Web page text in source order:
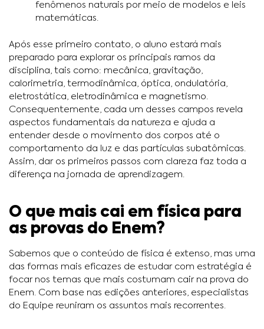
fenômenos naturais por meio de modelos e leis
matemáticas.
Após esse primeiro contato, o aluno estará mais
preparado para explorar os principais ramos da
disciplina, tais como: mecânica, gravitação,
calorimetria, termodinâmica, óptica, ondulatória,
eletrostática, eletrodinâmica e magnetismo.
Consequentemente, cada um desses campos revela
aspectos fundamentais da natureza e ajuda a
entender desde o movimento dos corpos até o
comportamento da luz e das partículas subatômicas.
Assim, dar os primeiros passos com clareza faz toda a
diferença na jornada de aprendizagem.
O que mais cai em física para
as provas do Enem?
Sabemos que o conteúdo de física é extenso, mas uma
das formas mais eficazes de estudar com estratégia é
focar nos temas que mais costumam cair na prova do
Enem. Com base nas edições anteriores, especialistas
do Equipe reuniram os assuntos mais recorrentes.